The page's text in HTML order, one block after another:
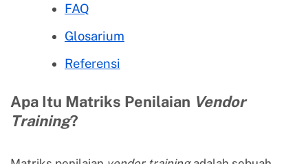
FAQ
Glosarium
Referensi
Apa Itu Matriks Penilaian Vendor
Training?